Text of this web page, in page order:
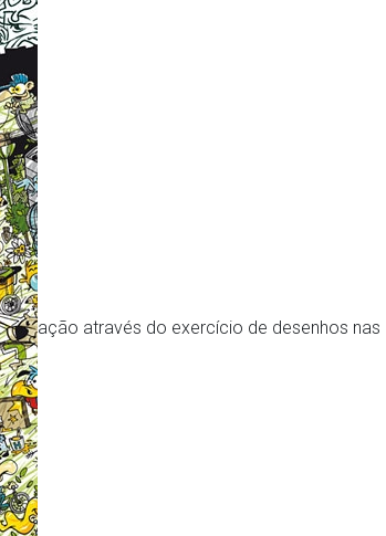
ação através do exercício de desenhos nas